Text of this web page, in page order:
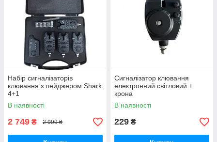
Набір сигналізаторів
клювання з пейджером Shark
4+1
В наявності
2 749 ₴ 2 999 ₴
Сигналізатор клювання
електронний світловий +
крона
В наявності
229 ₴